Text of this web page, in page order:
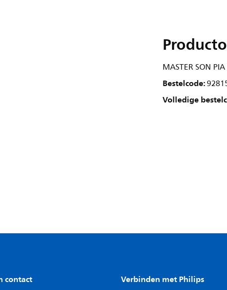
MASTER SON
Bestelcode:
Volledige
contact Verbinden met Philips